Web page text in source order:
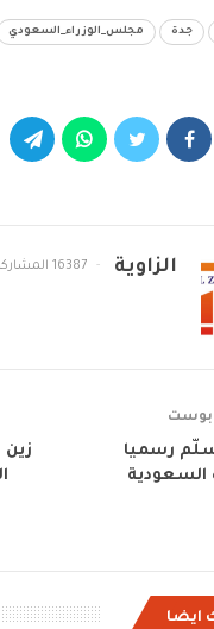
جدة مجلس_الوزراء_السعودي
الزاوية 16387 المشاركات
بوست
رسميا
السعودية
ايضا